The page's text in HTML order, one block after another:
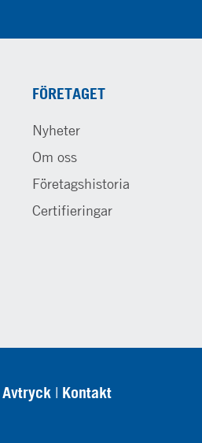
FÖRETAGET
Nyheter
Om oss
Företagshistoria
Certifieringar
Avtryck Kontakt